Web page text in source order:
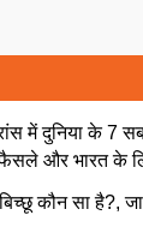
में दुनिया के 7
और भारत के
कौन सा है?,